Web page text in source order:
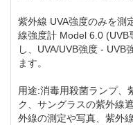
紫外線 UVA強度のみを測
線強度計 Model 6.0 (UVB
し、UVA/UVB強度 - UVB
ます。
用途:消毒用殺菌ランプ、
ク、サングラスの紫外線
外線の測定や写真、紫外